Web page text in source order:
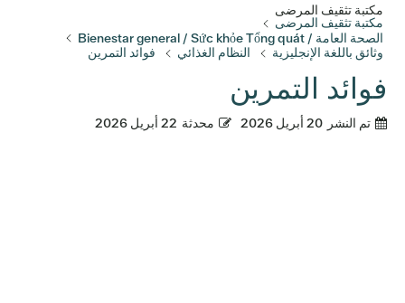
مكتبة تثقيف المرضى
مكتبة تثقيف المرضى
الصحة العامة / Bienestar general / Sức khỏe Tổng quát
وثائق باللغة الإنجليزية
النظام الغذائي فوائد التمرين
فوائد التمرين
تم النشر 20 أبريل 2026 محدثة 22 أبريل 2026